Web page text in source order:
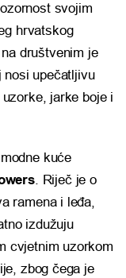
svojim
hrvatskog
društvenim je
nosi upečatljivu
jarke boje i
kuće
. Riječ je o
ramena i leđa,
izdužuju
cvjetnim uzorkom
zbog čega je